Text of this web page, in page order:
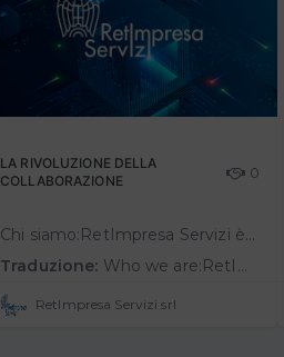
LA RIVOLUZIONE DELLA
COLLABORAZIONE
0
Chi siamo:RetImpresa Servizi è la società di RetImpresa - l’Agenzia di Confindustria per le aggregazioni e le reti di imprese, leader di mercato nei servizi di formazione e consulenza per la creazione di network imprenditoriali.&nb…
Traduzione: Who we are:RetImpresa Servizi is the company of RetImpresa - the Confindustria Agency for Business Combinations and Networks, a market leader in training and consulting services for entrepreneurial networking .Founded in 2011 with the …
RetImpresa Servizi srl